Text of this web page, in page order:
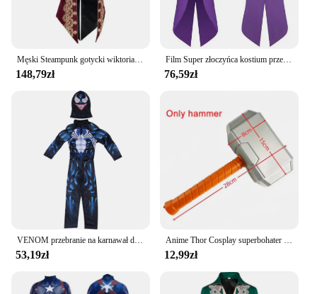
Męski Steampunk gotycki wiktoriański kurtka Vintage fioletowy aksamitny frak średniowieczny surdut mundur renesansowy kostium Homme XXXL
148,79zł
Film Super złoczyńca kostium przebranie Joker Cosplay Steampunk Gothic średniowieczny frak kurtka kamizelka garnitur dla dorosłych dzieci mężczyźni Hallow
76,59zł
VENOM przebranie na karnawał dla dzieci kombinezon mocny muskularny porwany kształt ciała superbohater do odgrywania ról ubrania z maską
53,19zł
Anime Thor Cosplay superbohater Thor Muscle kostium kombinezon młotek płaszcz komplet Halloween kostiumy karnawałowe
12,99zł